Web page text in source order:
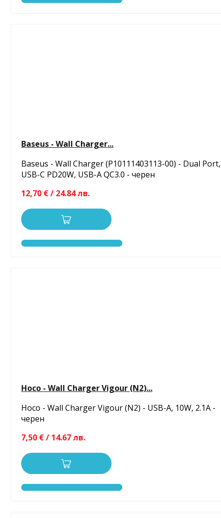
Baseus - Wall Charger...
Baseus - Wall Charger (P10111403113-00) - Dual Port,
USB-C PD20W, USB-A QC3.0 - черен
12,70 € / 24.84 лв.
Hoco - Wall Charger Vigour (N2)...
Hoco - Wall Charger Vigour (N2) - USB-A, 10W, 2.1A -
черен
7,50 € / 14.67 лв.